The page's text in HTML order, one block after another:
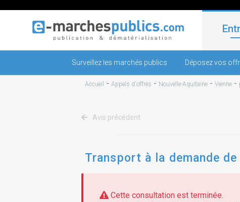
Surveillez les marchés publics Déposez vos
Accueil - Appels d'offres - Nouvelle-Aquitaine - Vienne -
Avis précédent
Transport à la demande de
Cette consultation est terminée.